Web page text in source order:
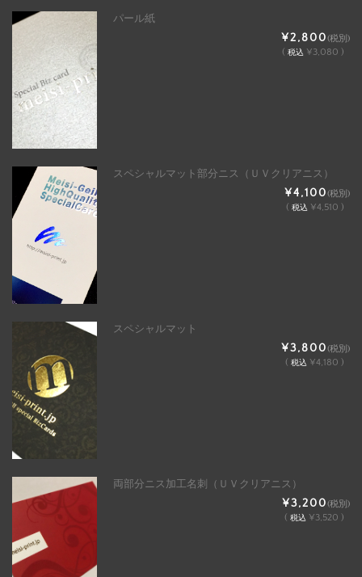
パール紙
¥2,800(税別)
( 税込 ¥3,080 )
スペシャルマット部分ニス（ＵＶクリアニス）
¥4,100(税別)
( 税込 ¥4,510 )
スペシャルマット
¥3,800(税別)
( 税込 ¥4,180 )
両部分ニス加工名刺（ＵＶクリアニス）
¥3,200(税別)
( 税込 ¥3,520 )